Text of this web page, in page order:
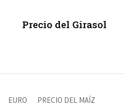
Precio del Girasol
EURO PRECIO DEL MAÍZ